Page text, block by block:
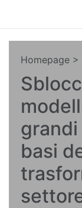
Homepage >
basi